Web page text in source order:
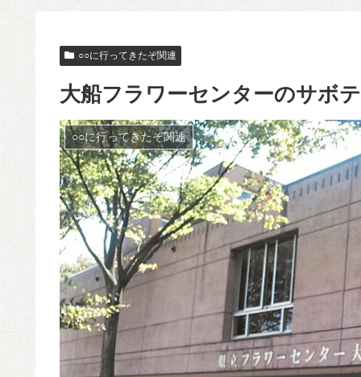
○○に行ってきたぞ関連
大船フラワーセンターのサボ
○○に行ってきたぞ関連